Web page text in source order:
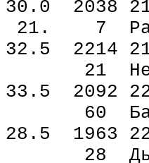
30.0 2038
21. 7
32.5 2214
21
33.5 2092
60
28.5 1963
28